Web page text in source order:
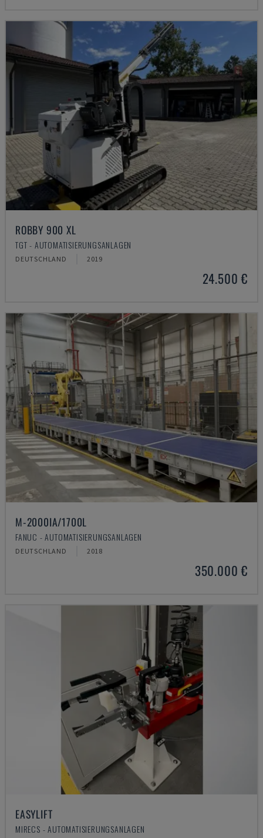
ROBBY 900 XL
TGT - AUTOMATISIERUNGSANLAGEN
DEUTSCHLAND 2019
24.500 €
M-2000IA/1700L
FANUC - AUTOMATISIERUNGSANLAGEN
DEUTSCHLAND 2018
350.000 €
EASYLIFT
MIRECS - AUTOMATISIERUNGSANLAGEN